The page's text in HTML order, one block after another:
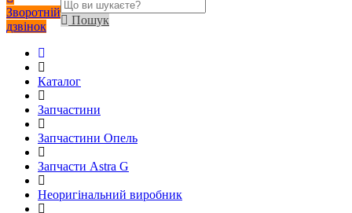
Зворотній
дзвінок
Пошук
Каталог
Запчастини
Запчастини Опель
Запчасти Astra G
Неоригінальний виробник